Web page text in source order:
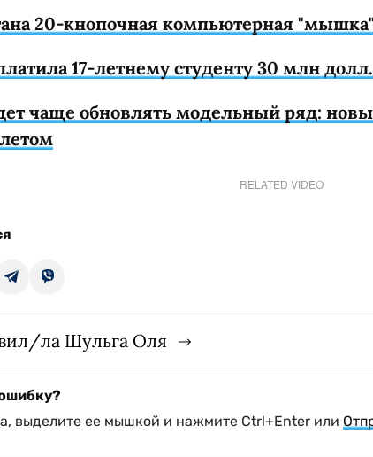
20-кнопочная компьютерная
17-летнему студенту 30 млн
чаще обновлять модельный ряд:
RELATED VIDEO
ла Шульга Оля
выделите ее мышкой и нажмите Ctrl+Enter или